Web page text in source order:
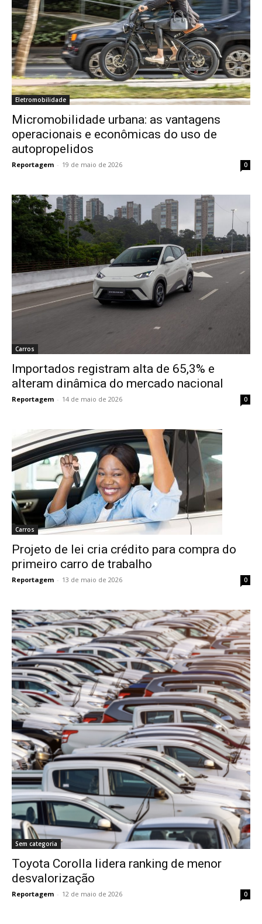
Eletromobilidade
Micromobilidade urbana: as vantagens
operacionais e econômicas do uso de
autopropelidos
Reportagem - 19 de maio de 2026 0
Carros
Importados registram alta de 65,3% e
alteram dinâmica do mercado nacional
Reportagem - 14 de maio de 2026 0
Carros
Projeto de lei cria crédito para compra do
primeiro carro de trabalho
Reportagem - 13 de maio de 2026 0
Sem categoria
Toyota Corolla lidera ranking de menor
desvalorização
Reportagem - 12 de maio de 2026 0